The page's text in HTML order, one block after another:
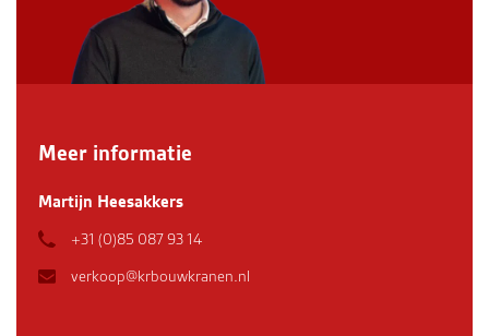
Meer informatie
Martijn Heesakkers
+31 (0)85 087 93 14
verkoop@krbouwkranen.nl